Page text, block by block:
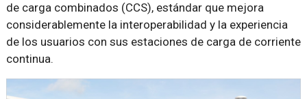
de carga combinados (CCS), estándar que mejora
considerablemente la interoperabilidad y la experiencia
de los usuarios con sus estaciones de carga de corriente
continua.